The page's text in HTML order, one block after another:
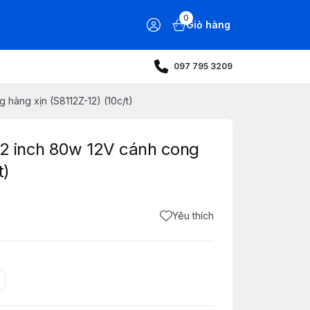
0
Giỏ hàng
097 795 3209
hàng xịn (S8112Z-12) (10c/t)
inch 80w 12V cánh cong
Yêu thích